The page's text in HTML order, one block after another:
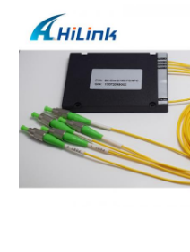
て
だ
さ